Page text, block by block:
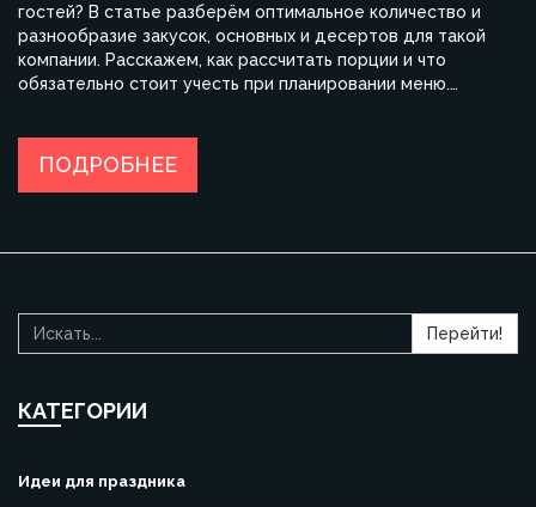
гостей? В статье разберём оптимальное количество и
разнообразие закусок, основных и десертов для такой
компании. Расскажем, как рассчитать порции и что
обязательно стоит учесть при планировании меню.
проверены опытом и подойдут для любого праздничного
ПОДРОБНЕЕ
Перейти!
КАТЕГОРИИ
Идеи для праздника